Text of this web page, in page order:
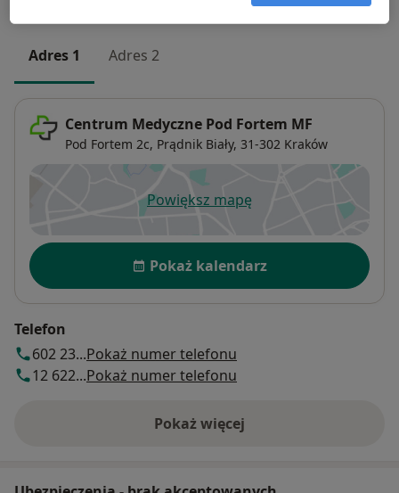
Adres 1 Adres 2
Centrum Medyczne Pod Fortem MF
Pod Fortem 2c, Prądnik Biały, 31-302 Kraków
Powiększ mapęotwiera się w nowej karcie
Dostępność
Pokaż kalendarz
Telefon
602 23...Pokaż numer telefonu
12 622...Pokaż numer telefonu
Pokaż więcej
o adresie